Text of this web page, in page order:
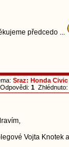
předcedo ...
Sraz: Honda Civic
Odpovědi: 1 Zhlédnuto:
Vojta Knotek